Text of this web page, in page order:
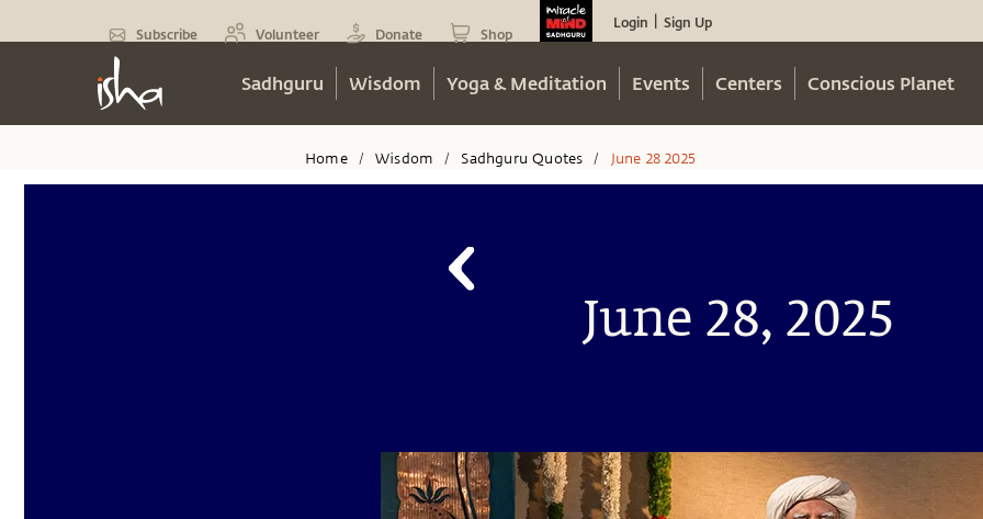
Subscribe Volunteer Donate Shop
Login Sign Up
Sadhguru Wisdom Yoga & Meditation Events Centers Conscious Planet
Home / Wisdom / Sadhguru Quotes / June 28 2025
June 28, 2025